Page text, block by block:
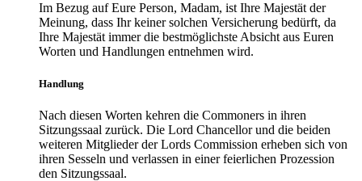
Im Bezug auf Eure Person, Madam, ist Ihre Majestät der
Meinung, dass Ihr keiner solchen Versicherung bedürft, da
Ihre Majestät immer die bestmöglichste Absicht aus Euren
Worten und Handlungen entnehmen wird.
Handlung
Nach diesen Worten kehren die Commoners in ihren
Sitzungssaal zurück. Die Lord Chancellor und die beiden
weiteren Mitglieder der Lords Commission erheben sich von
ihren Sesseln und verlassen in einer feierlichen Prozession
den Sitzungssaal.